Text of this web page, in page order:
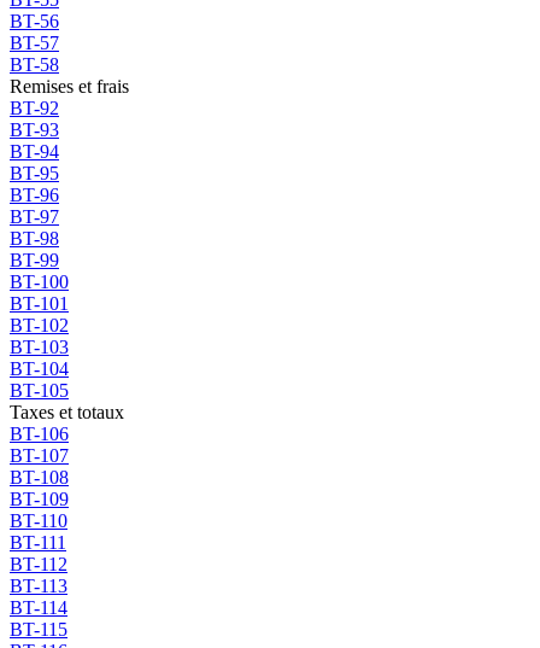
BT-56
BT-57
BT-58
Remises et frais
BT-92
BT-93
BT-94
BT-95
BT-96
BT-97
BT-98
BT-99
BT-100
BT-101
BT-102
BT-103
BT-104
BT-105
Taxes et totaux
BT-106
BT-107
BT-108
BT-109
BT-110
BT-111
BT-112
BT-113
BT-114
BT-115